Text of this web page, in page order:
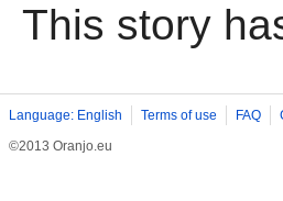
This story
Language: English Terms of use FAQ
©2013 Oranjo.eu